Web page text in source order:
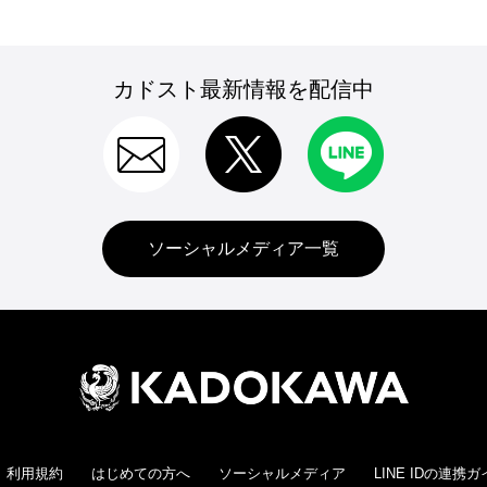
カドスト最新情報を配信中
ソーシャルメディア一覧
利用規約 はじめての方へ ソーシャルメディア LINE IDの連携ガ